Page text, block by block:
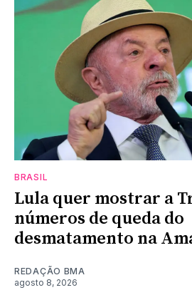
BRASIL
Lula quer mostrar a
números de queda do
desmatamento na
REDAÇÃO BMA
agosto 8, 2026